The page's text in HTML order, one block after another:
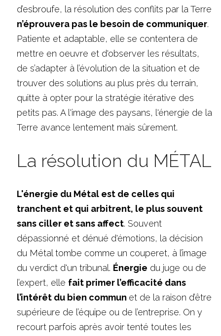
n’éprouvera pas le besoin de communiquer.
Patiente et adaptable, elle se contentera de
mettre en oeuvre et d'observer les résultats,
de s’adapter à l’évolution de la situation et de
trouver des solutions au plus près du terrain,
quitte à opter pour la stratégie itérative des
petits pas. A l'image des paysans, l'énergie de la
Terre avance lentement mais sûrement.
La résolution du MÉTAL
L'énergie du Métal est de celles qui
tranchent et qui arbitrent, le plus souvent
sans ciller et sans affect. Souvent
dépassionné et dénué d'émotions, la décision
du Métal tombe comme un couperet, à l’image
du verdict d'un tribunal. Énergie du juge ou de
l’expert, elle fait primer l’efficacité dans
l’intérêt du bien commun et de la raison d’être
supérieure de l’équipe ou de l’entreprise. On y
recourt parfois après avoir tenté toutes les